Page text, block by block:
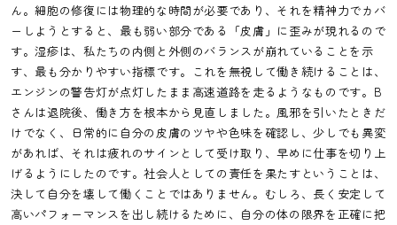
ん。細胞の修復には物理的な時間が必要であり、それを精神力でカバ
ーしようとすると、最も弱い部分である「皮膚」に歪みが現れるので
す。湿疹は、私たちの内側と外側のバランスが崩れていることを示
す、最も分かりやすい指標です。これを無視して働き続けることは、
エンジンの警告灯が点灯したまま高速道路を走るようなものです。B
さんは退院後、働き方を根本から見直しました。風邪を引いたときだ
けでなく、日常的に自分の皮膚のツヤや色味を確認し、少しでも異変
があれば、それは疲れのサインとして受け取り、早めに仕事を切り上
げるようにしたのです。社会人としての責任を果たすということは、
決して自分を壊して働くことではありません。むしろ、長く安定して
高いパフォーマンスを出し続けるために、自分の体の限界を正確に把